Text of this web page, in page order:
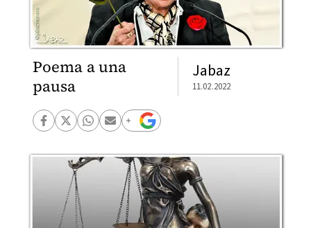
Poema a una
pausa
Jabaz
11.02.2022